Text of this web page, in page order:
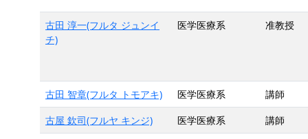
古田 淳一(フルタ ジュンイ
チ)
医学医療系 准教授
古田 智章(フルタ トモアキ) 医学医療系
講師
古屋 欽司(フルヤ キンジ)
医学医療系
講師